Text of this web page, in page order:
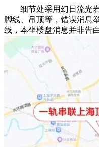
细节处采用幻日流光岩
脚线、吊顶等，错误消息
线，本坐楼盘消息并非告